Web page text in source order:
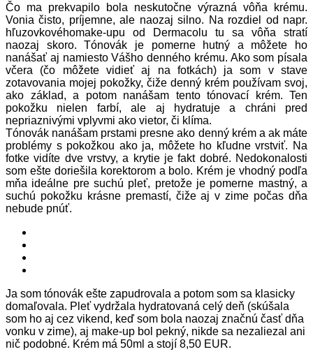
Čo ma prekvapilo bola neskutočne výrazná vôňa krému.
Vonia čisto, príjemne, ale naozaj silno. Na rozdiel od napr.
hľuzovkovéhomake-upu od Dermacolu tu sa vôňa stratí
naozaj skoro. Tónovák je pomerne hutný a môžete ho
nanášať aj namiesto Vášho denného krému. Ako som písala
včera (čo môžete vidieť aj na fotkách) ja som v stave
zotavovania mojej pokožky, čiže denný krém používam svoj,
ako základ, a potom nanášam tento tónovací krém. Ten
pokožku nielen farbí, ale aj hydratuje a chráni pred
nepriaznivými vplyvmi ako vietor, či klíma.
Tónovák nanášam prstami presne ako denný krém a ak máte
problémy s pokožkou ako ja, môžete ho kľudne vrstviť. Na
fotke vidíte dve vrstvy, a krytie je fakt dobré. Nedokonalosti
som ešte doriešila korektorom a bolo. Krém je vhodný podľa
mňa ideálne pre suchú pleť, pretože je pomerne mastný, a
suchú pokožku krásne premastí, čiže aj v zime počas dňa
nebude pnúť.
Ja som tónovák ešte zapudrovala a potom som sa klasicky
domaľovala. Pleť vydržala hydratovaná celý deň (skúšala
som ho aj cez vikend, keď som bola naozaj značnú časť dňa
vonku v zime), aj make-up bol pekný, nikde sa nezaliezal ani
nič podobné. Krém má 50ml a stojí 8,50 EUR.